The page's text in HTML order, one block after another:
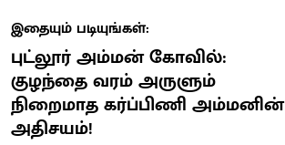
இதையும் படியுங்கள்:
புட்லூர் அம்மன் கோவில்:
குழந்தை வரம் அருளும்
நிறைமாத கர்ப்பிணி அம்மனின்
அதிசயம்!